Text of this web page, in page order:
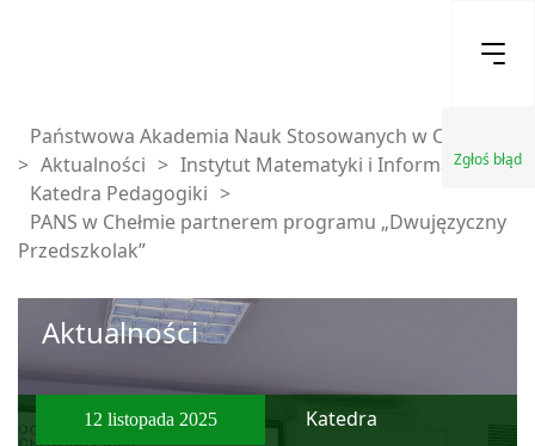
Zgłoś błąd
Państwowa Akademia Nauk Stosowanych w Chełmie
> Aktualności > Instytut Matematyki i Informatyki >
Katedra Pedagogiki >
PANS w Chełmie partnerem programu „Dwujęzyczny
Przedszkolak”
Aktualności
12 listopada 2025
Katedra